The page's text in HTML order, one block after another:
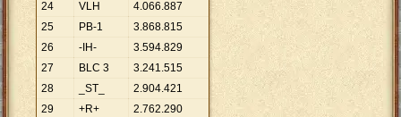
24
VLH 4.066.887
25
PB-1 3.868.815
26
-IH- 3.594.829
27
BLC 3 3.241.515
28
_ST_ 2.904.421
29
+R+ 2.762.290